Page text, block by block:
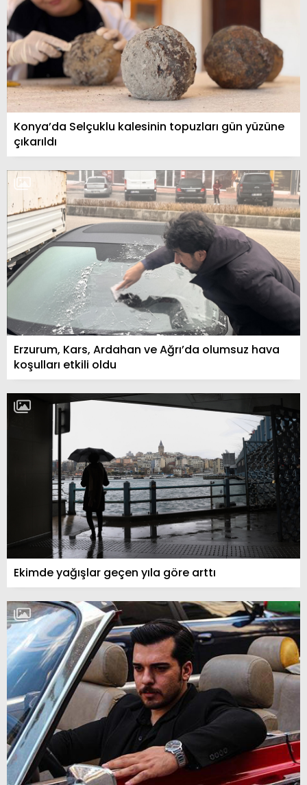
Konya’da Selçuklu kalesinin topuzları gün yüzüne
çıkarıldı
Erzurum, Kars, Ardahan ve Ağrı’da olumsuz hava
koşulları etkili oldu
Ekimde yağışlar geçen yıla göre arttı